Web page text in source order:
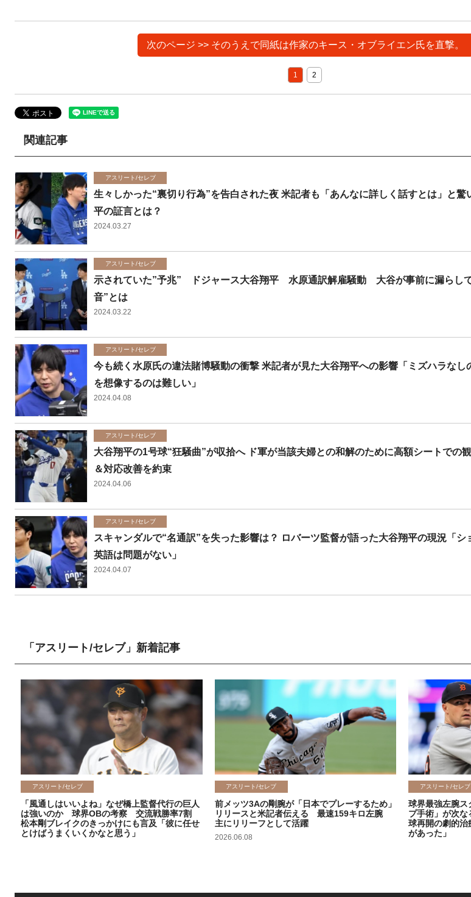
次のページ >> そのうえで同紙は作家のキース・オブライエン氏を直撃。
1 2
関連記事
アスリート/セレブ
生々しかった“裏切り行為”を告白された夜 米記者も「あんなに詳しく話すとは」と驚
平の証言とは？
2024.03.27
アスリート/セレブ
示されていた”予兆” ドジャース大谷翔平 水原通訳解雇騒動 大谷が事前に漏らし
音”とは
2024.03.22
アスリート/セレブ
今も続く水原氏の違法賭博騒動の衝撃 米記者が見た大谷翔平への影響「ミズハラなし
を想像するのは難しい」
2024.04.08
アスリート/セレブ
大谷翔平の1号球“狂騒曲”が収拾へ ド軍が当該夫婦との和解のために高額シートでの
＆対応改善を約束
2024.04.06
アスリート/セレブ
スキャンダルで“名通訳”を失った影響は？ ロバーツ監督が語った大谷翔平の現況「シ
英語は問題がない」
2024.04.07
「アスリート/セレブ」新着記事
アスリート/セレブ
「風通しはいいよね」なぜ橋上監督代行の巨人
は強いのか 球界OBの考察 交流戦勝率7割
松本剛ブレイクのきっかけにも言及「彼に任せ
とけばうまくいくかなと思う」
アスリート/セレブ
前メッツ3Aの剛腕が「日本でプレーするため」
リリースと米記者伝える 最速159キロ左腕
主にリリーフとして活躍
2026.06.08
アスリート/セレブ
球界最強左腕ス
プ手術」が次
球再開の劇的治
があった」